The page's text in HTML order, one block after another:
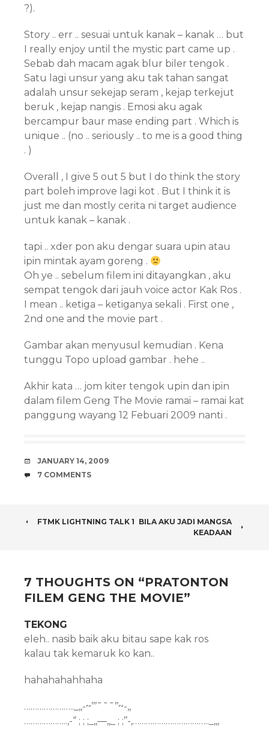
?).
Story .. err .. sesuai untuk kanak – kanak … but
I really enjoy until the mystic part came up .
Sebab dah macam agak blur biler tengok .
Satu lagi unsur yang aku tak tahan sangat
adalah unsur sekejap seram , kejap terkejut
beruk , kejap nangis . Emosi aku agak
bercampur baur mase ending part . Which is
unique .. (no .. seriously .. to me is a good thing
. )
Overall , I give 5 out 5 but I do think the story
part boleh improve lagi kot . But I think it is
just me dan mostly cerita ni target audience
untuk kanak – kanak .
tapi .. xder pon aku dengar suara upin atau
ipin mintak ayam goreng .
Oh ye .. sebelum filem ini ditayangkan , aku
sempat tengok dari jauh voice actor Kak Ros .
I mean .. ketiga – ketiganya sekali . First one ,
2nd one and the movie part .
Gambar akan menyusul kemudian . Kena
tunggu Topo upload gambar . hehe ..
Akhir kata … jom kiter tengok upin dan ipin
dalam filem Geng The Movie ramai – ramai kat
panggung wayang 12 Febuari 2009 nanti .
DATE
JANUARY 14, 2009
COMMENTS
7 COMMENTS
POST
FTMK LIGHTNING TALK 1 BILA AKU JADI MANGSA
KEADAAN
7 THOUGHTS ON “PRATONTON
FILEM GENG THE MOVIE”
TEKONG
eleh.. nasib baik aku bitau sape kak ros
kalau tak kemaruk ko kan..
hahahahahhaha
………………….._,,-~’’’¯¯¯’’~-,,
………………..,-‘’ ; ; ;_,,—,,_ ; ;’’-,…………………………….._,,,